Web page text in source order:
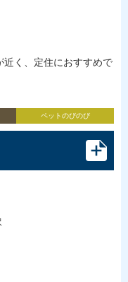
近く、定住におすすめで
ペットのびのび